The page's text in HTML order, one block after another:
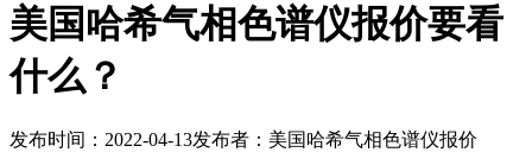
美国哈希气相色谱仪报价要看
什么？
发布时间：2022-04-13发布者：美国哈希气相色谱仪报价